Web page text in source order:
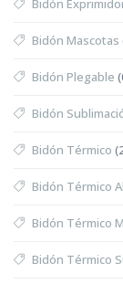
Bidón
Bidón Mascotas
Bidón Plegable
Bidón
Bidón Térmico
Bidón Térmico
Bidón Térmico
Bidón Térmico